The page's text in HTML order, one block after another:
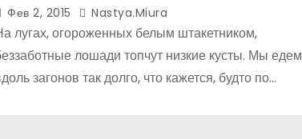
Фев 2, 2015 Nastya.miura
лугах, огороженных белым штакетником,
лошади топчут низкие кусты. Мы едем
загонов так долго, что кажется, будто по…